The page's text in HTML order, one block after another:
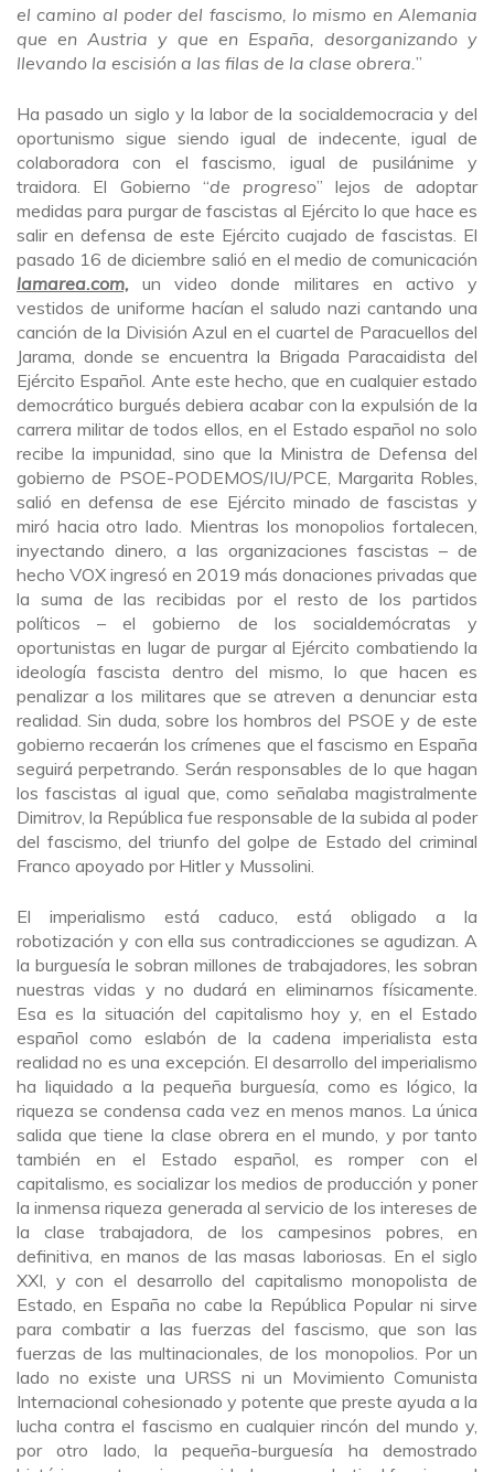
el camino al poder del fascismo, lo mismo en Alemania
que en Austria y que en España, desorganizando y
llevando la escisión a las filas de la clase obrera. ”
Ha pasado un siglo y la labor de la socialdemocracia y del
oportunismo sigue siendo igual de indecente, igual de
colaboradora con el fascismo, igual de pusilánime y
traidora. El Gobierno “de progreso” lejos de adoptar
medidas para purgar de fascistas al Ejército lo que hace es
salir en defensa de este Ejército cuajado de fascistas. El
pasado 16 de diciembre salió en el medio de comunicación
lamarea.com, un video donde militares en activo y
vestidos de uniforme hacían el saludo nazi cantando una
canción de la División Azul en el cuartel de Paracuellos del
Jarama, donde se encuentra la Brigada Paracaidista del
Ejército Español. Ante este hecho, que en cualquier estado
democrático burgués debiera acabar con la expulsión de la
carrera militar de todos ellos, en el Estado español no solo
recibe la impunidad, sino que la Ministra de Defensa del
gobierno de PSOE-PODEMOS/IU/PCE, Margarita Robles,
salió en defensa de ese Ejército minado de fascistas y
miró hacia otro lado. Mientras los monopolios fortalecen,
inyectando dinero, a las organizaciones fascistas – de
hecho VOX ingresó en 2019 más donaciones privadas que
la suma de las recibidas por el resto de los partidos
políticos – el gobierno de los socialdemócratas y
oportunistas en lugar de purgar al Ejército combatiendo la
ideología fascista dentro del mismo, lo que hacen es
penalizar a los militares que se atreven a denunciar esta
realidad. Sin duda, sobre los hombros del PSOE y de este
gobierno recaerán los crímenes que el fascismo en España
seguirá perpetrando. Serán responsables de lo que hagan
los fascistas al igual que, como señalaba magistralmente
Dimitrov, la República fue responsable de la subida al poder
del fascismo, del triunfo del golpe de Estado del criminal
Franco apoyado por Hitler y Mussolini.
El imperialismo está caduco, está obligado a la
robotización y con ella sus contradicciones se agudizan. A
la burguesía le sobran millones de trabajadores, les sobran
nuestras vidas y no dudará en eliminarnos físicamente.
Esa es la situación del capitalismo hoy y, en el Estado
español como eslabón de la cadena imperialista esta
realidad no es una excepción. El desarrollo del imperialismo
ha liquidado a la pequeña burguesía, como es lógico, la
riqueza se condensa cada vez en menos manos. La única
salida que tiene la clase obrera en el mundo, y por tanto
también en el Estado español, es romper con el
capitalismo, es socializar los medios de producción y poner
la inmensa riqueza generada al servicio de los intereses de
la clase trabajadora, de los campesinos pobres, en
definitiva, en manos de las masas laboriosas. En el siglo
XXI, y con el desarrollo del capitalismo monopolista de
Estado, en España no cabe la República Popular ni sirve
para combatir a las fuerzas del fascismo, que son las
fuerzas de las multinacionales, de los monopolios. Por un
lado no existe una URSS ni un Movimiento Comunista
Internacional cohesionado y potente que preste ayuda a la
lucha contra el fascismo en cualquier rincón del mundo y,
por otro lado, la pequeña-burguesía ha demostrado